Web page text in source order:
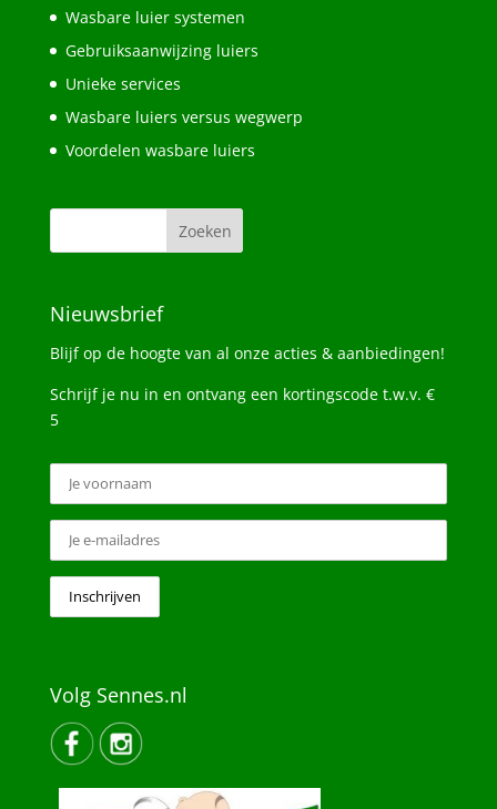
Wasbare luier systemen
Gebruiksaanwijzing luiers
Unieke services
Wasbare luiers versus wegwerp
Voordelen wasbare luiers
Nieuwsbrief
Blijf op de hoogte van al onze acties & aanbiedingen!
Schrijf je nu in en ontvang een kortingscode t.w.v. €
5
Volg Sennes.nl